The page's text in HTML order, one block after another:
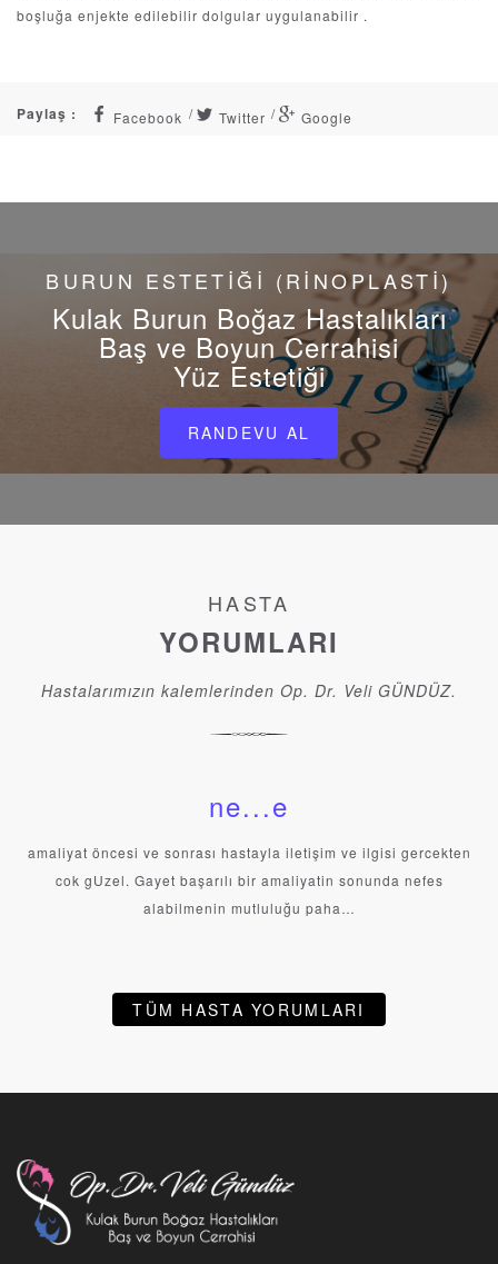
boşluğa enjekte edilebilir dolgular uygulanabilir .
Paylaş : Facebook Twitter Google
BURUN ESTETİĞİ (RİNOPLASTİ)
Kulak Burun Boğaz Hastalıkları
Baş ve Boyun Cerrahisi
Yüz Estetiği
RANDEVU AL
HASTA
YORUMLARI
Hastalarımızın kalemlerinden Op. Dr. Veli GÜNDÜZ.
ne...e
amaliyat öncesi ve sonrası hastayla iletişim ve ilgisi gercekten
cok gUzel. Gayet başarılı bir amaliyatin sonunda nefes
alabilmenin mutluluğu paha…
TÜM HASTA YORUMLARI